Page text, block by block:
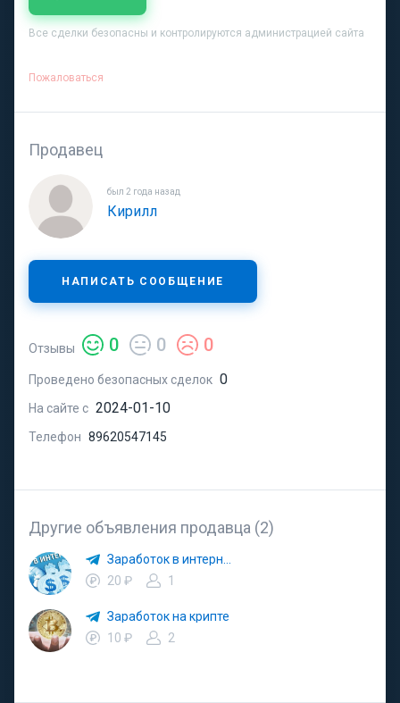
Все сделки безопасны и контролируются администрацией сайта
Пожаловаться
Продавец
был 2 года назад
Кирилл
НАПИСАТЬ СООБЩЕНИЕ
Отзывы 0 0 0
Проведено безопасных сделок 0
На сайте с 2024-01-10
Телефон 89620547145
Другие объявления продавца (2)
20 ₽
1
Заработок на крипте
10 ₽
2